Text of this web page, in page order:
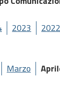
2023 2022
Marzo